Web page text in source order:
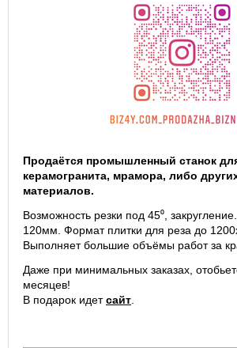
Продаётся промышленный станок
керамогранита, мрамора, либо
материалов.
Возможность резки под 45⁰,
120мм. Формат плитки для реза до
Выполняет большие объёмы работ за
Даже при минимальных заказах,
месяцев!
В подарок идетсайт